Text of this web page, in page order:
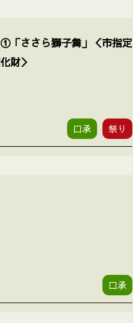
「ささら獅子舞」＜市指定
財＞
口承 祭り
口承